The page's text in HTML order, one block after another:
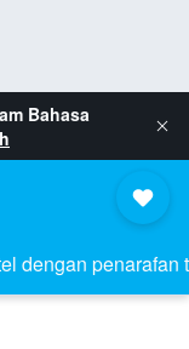
Bahasa
dengan penarafan